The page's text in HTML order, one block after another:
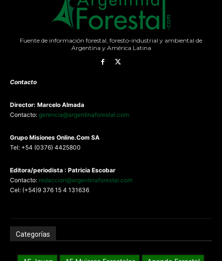
Fuente de información forestal, foresto-industrial y ambiental de
Argentina y América Latina
Contacto
Director: Marcelo Almada
Contacto: gerencia@argentinaforestal.com
Grupo Misiones Online.Com SA
Tel: +54 (0376) 4425800
Editora/periodista : Patricia Escobar
Contacto: redaccion@argentinaforestal.com
Cel: (+54)9 376 15 4 131636
Categorías